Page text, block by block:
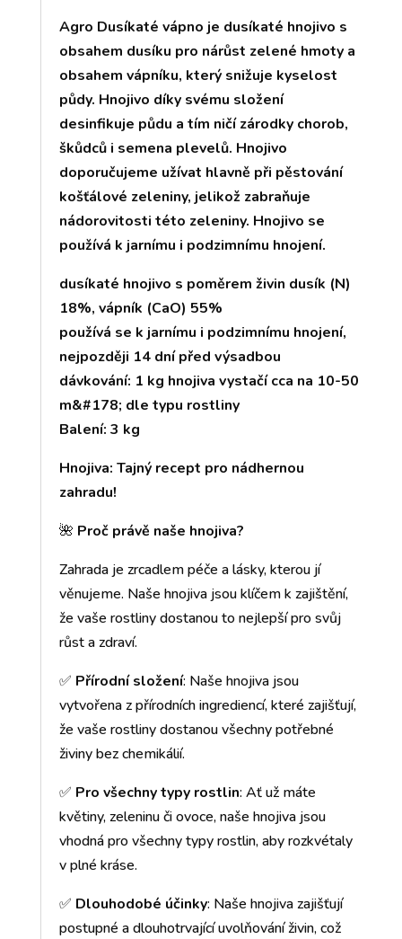
Agro Dusíkaté vápno je dusíkaté hnojivo s
obsahem dusíku pro nárůst zelené hmoty a
obsahem vápníku, který snižuje kyselost
půdy. Hnojivo díky svému složení
desinfikuje půdu a tím ničí zárodky chorob,
škůdců i semena plevelů. Hnojivo
doporučujeme užívat hlavně při pěstování
košťálové zeleniny, jelikož zabraňuje
nádorovitosti této zeleniny. Hnojivo se
používá k jarnímu i podzimnímu hnojení.
dusíkaté hnojivo s poměrem živin dusík (N)
18%, vápník (CaO) 55%
používá se k jarnímu i podzimnímu hnojení,
nejpozději 14 dní před výsadbou
dávkování: 1 kg hnojiva vystačí cca na 10-50
m&#178; dle typu rostliny
Balení: 3 kg
Hnojiva: Tajný recept pro nádhernou
zahradu!
🌺 Proč právě naše hnojiva?
Zahrada je zrcadlem péče a lásky, kterou jí
věnujeme. Naše hnojiva jsou klíčem k zajištění,
že vaše rostliny dostanou to nejlepší pro svůj
růst a zdraví.
✅ Přírodní složení: Naše hnojiva jsou
vytvořena z přírodních ingrediencí, které zajišťují,
že vaše rostliny dostanou všechny potřebné
živiny bez chemikálií.
✅ Pro všechny typy rostlin: Ať už máte
květiny, zeleninu či ovoce, naše hnojiva jsou
vhodná pro všechny typy rostlin, aby rozkvétaly
v plné kráse.
✅ Dlouhodobé účinky: Naše hnojiva zajišťují
postupné a dlouhotrvající uvolňování živin, což